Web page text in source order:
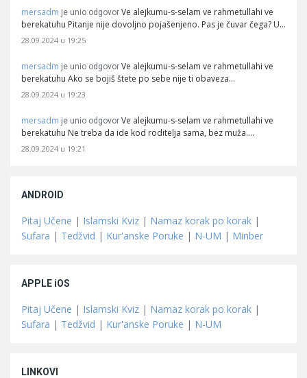
mersadm je unio odgovor Ve alejkumu-s-selam ve rahmetullahi ve
berekatuhu Pitanje nije dovoljno pojašenjeno. Pas je čuvar čega? U…
28.09.2024 u 19:25
mersadm je unio odgovor Ve alejkumu-s-selam ve rahmetullahi ve
berekatuhu Ako se bojiš štete po sebe nije ti obaveza…
28.09.2024 u 19:23
mersadm je unio odgovor Ve alejkumu-s-selam ve rahmetullahi ve
berekatuhu Ne treba da ide kod roditelja sama, bez muža.…
28.09.2024 u 19:21
ANDROID
Pitaj Učene | Islamski Kviz | Namaz korak po korak |
Sufara | Tedžvid | Kur'anske Poruke | N-UM | Minber
APPLE iOS
Pitaj Učene | Islamski Kviz | Namaz korak po korak |
Sufara | Tedžvid | Kur'anske Poruke | N-UM
LINKOVI